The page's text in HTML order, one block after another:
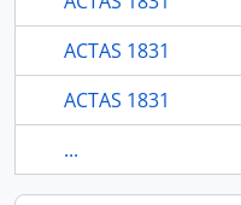
ACTAS 1831
ACTAS 1831
...